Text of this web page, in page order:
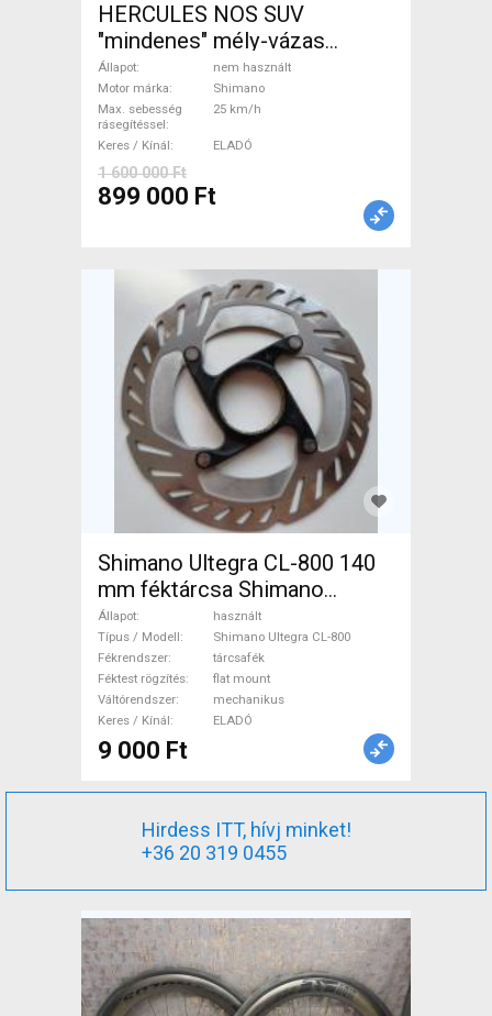
HERCULES NOS SUV
"mindenes" mély-vázas
Elektromos Trekking/cross
25 km/h Shimano nem
használt ELADÓ
Állapot
nem használt
Motor márka
Shimano
Max. sebesség
rásegítéssel
25 km/h
Keres / Kínál ELADÓ
1 600 000 Ft
899 000 Ft
Shimano Ultegra CL-800 140
mm féktárcsa Shimano
Ultegra CL-800 Országúti /
Gravel / Triatlon Alkatrész,
Országúti Fék / Fékváltókar
mechanikus használt ELADÓ
Állapot
használt
Típus / Modell
Shimano Ultegra CL-800
Fékrendszer
tárcsafék
Féktest rögzítés
flat mount
Váltórendszer
mechanikus
Keres / Kínál
ELADÓ
9 000 Ft
Hirdess ITT, hívj minket!
+36 20 319 0455